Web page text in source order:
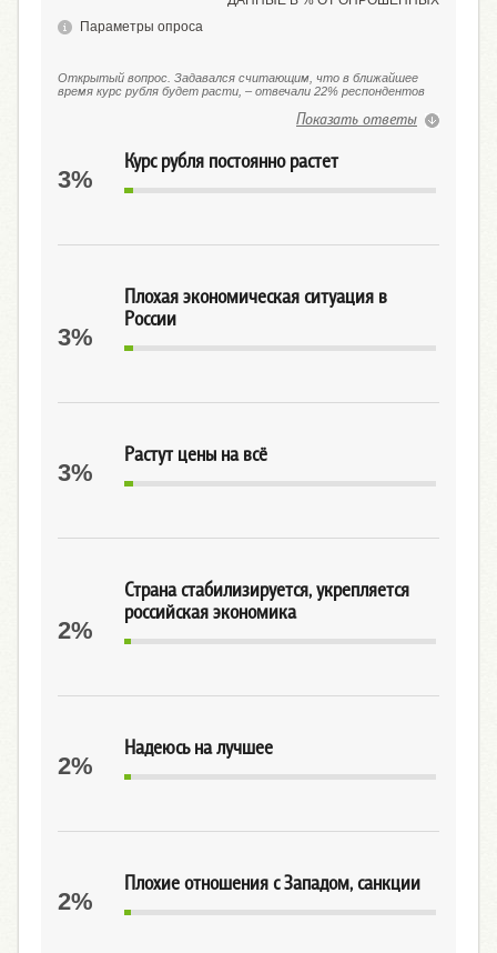
Параметры опроса
Открытый вопрос. Задавался считающим, что в ближайшее
время курс рубля будет расти, – отвечали 22% респондентов
Показать ответы
Курс рубля постоянно растет
3%
Плохая экономическая ситуация в
России
3%
Растут цены на всё
3%
Страна стабилизируется, укрепляется
российская экономика
2%
Надеюсь на лучшее
2%
Плохие отношения с Западом, санкции
2%